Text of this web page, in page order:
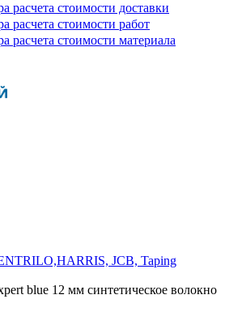
расчета стоимости доставки
расчета стоимости работ
расчета стоимости материала
JCB, Taping
blue 12 мм синтетическое волокно